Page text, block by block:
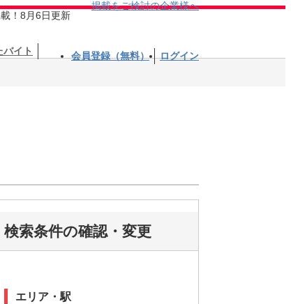
！8月6日更新
掲載をご検討の企業様へ
バイト 会員登録（無料） ログイン
検索条件の確認・変更
エリア・駅